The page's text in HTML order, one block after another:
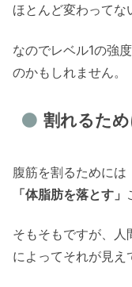
ほとんど変わってな
なのでレベル1の強
のかもしれません。
割れるた
腹筋を割るためには
「体脂肪を落とす」
そもそもですが、
によってそれが見え